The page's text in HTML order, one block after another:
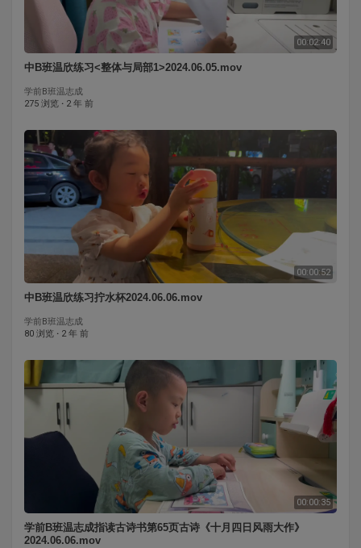
00:02:40
中B班温欣练习<整体与局部1>2024.06.05.mov
学前B班温志成
275 浏览 · 2 年 前
00:00:52
中B班温欣练习拧水杯2024.06.06.mov
学前B班温志成
80 浏览 · 2 年 前
00:00:35
学前B班温志成指读古诗书第65页古诗《十月四日风雨大作》
2024.06.06.mov